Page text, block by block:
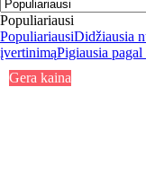
Populiariausi
PopuliariausiDidžiausia
įvertinimąPigiausia
Gera kaina